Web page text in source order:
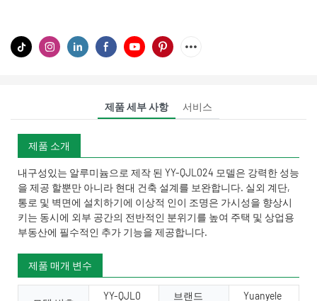
제품 세부 사항 서비스
제품 소개
내구성있는 알루미늄으로 제작 된 YY-QJL024 모델은 강력한 성능
을 제공 할뿐만 아니라 현대 건축 설계를 보완합니다. 실외 계단,
통로 및 벽면에 설치하기에 이상적 인이 조명은 가시성을 향상시
키는 동시에 외부 공간의 전반적인 분위기를 높여 주택 및 상업용
부동산에 필수적인 추가 기능을 제공합니다.
제품 매개 변수
YY-QJL0
브랜드
Yuanyele